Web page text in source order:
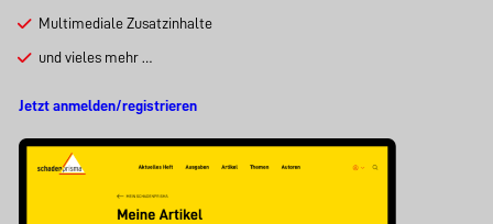
Multimediale Zusatzinhalte
und vieles mehr …
Jetzt anmelden/registrieren